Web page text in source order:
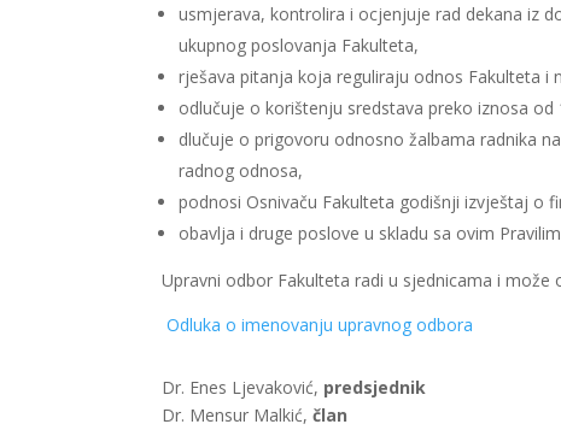
usmjerava, kontrolira i ocjenjuje rad dekana iz
ukupnog poslovanja Fakulteta,
rješava pitanja koja reguliraju odnos Fakulteta i
odlučuje o korištenju sredstava preko iznosa od
dlučuje o prigovoru odnosno žalbama radnika
radnog odnosa,
podnosi Osnivaču Fakulteta godišnji izvještaj o
obavlja i druge poslove u skladu sa ovim
Upravni odbor Fakulteta radi u sjednicama i
Odluka o imenovanju upravnog odbora
Dr. Enes Ljevaković, predsjednik
Dr. Mensur Malkić,član